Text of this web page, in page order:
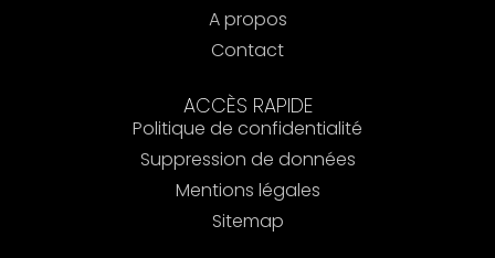
A propos
Contact
ACCÈS RAPIDE
Politique de confidentialité
Suppression de données
Mentions légales
Sitemap